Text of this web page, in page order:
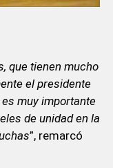
que tienen mucho
el presidente
muy importante
de unidad en la
”, remarcó